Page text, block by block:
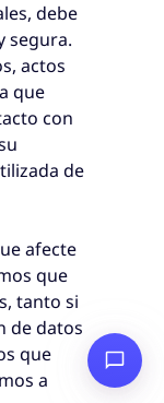
debe
segura.
actos
que
con
de
afecte
que
tanto si
de datos
que
a